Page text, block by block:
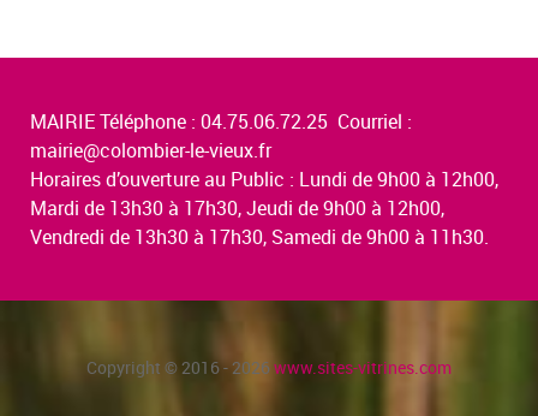
MAIRIE Téléphone : 04.75.06.72.25 Courriel :
mairie@colombier-le-vieux.fr
Horaires d’ouverture au Public : Lundi de 9h00 à 12h00,
Mardi de 13h30 à 17h30, Jeudi de 9h00 à 12h00,
Vendredi de 13h30 à 17h30, Samedi de 9h00 à 11h30.
Copyright © 2016 - 2026 www.sites-vitrines.com